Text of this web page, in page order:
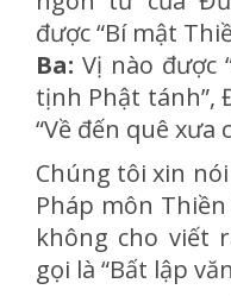
được “Bí mật
Ba: Vị nào được
tịnh Phật tánh”,
“Về đến quê xưa
Chúng tôi xin
Pháp môn
không cho viết
gọi là “Bất lập